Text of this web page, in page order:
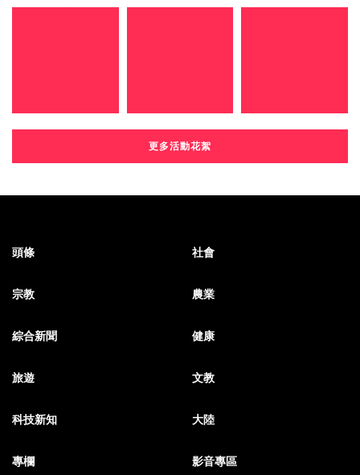
更多活動花絮
頭條 社會
宗教 農業
綜合新聞 健康
旅遊 文教
科技新知 大陸
專欄 影音專區